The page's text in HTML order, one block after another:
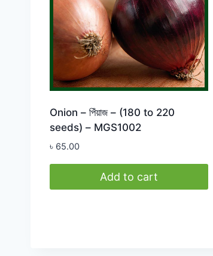
Onion – পিঁয়াজ – (180 to 220
seeds) – MGS1002
৳ 65.00
Add to cart